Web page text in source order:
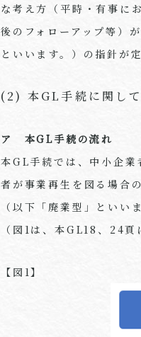
な考え方（平時・有事に
後のフォローアップ等）
といいます。）の指針が
(2) 本GL手続に関して
ア 本GL手続の流れ
本GL手続では、中小企
者が事業再生を図る場合
（以下「廃業型」といい
（図 1 は、本GL18、 24頁
【図 1】